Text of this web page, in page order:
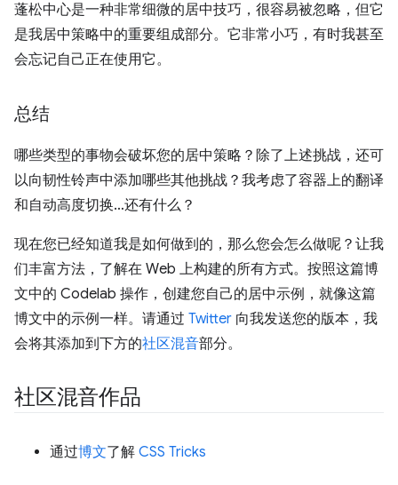
蓬松中心是一种非常细微的居中技巧，很容易被忽略，但它
是我居中策略中的重要组成部分。它非常小巧，有时我甚至
会忘记自己正在使用它。
总结
哪些类型的事物会破坏您的居中策略？除了上述挑战，还可
以向韧性铃声中添加哪些其他挑战？我考虑了容器上的翻译
和自动高度切换…还有什么？
现在您已经知道我是如何做到的，那么您会怎么做呢？让我
们丰富方法，了解在 Web 上构建的所有方式。按照这篇博
文中的 Codelab 操作，创建您自己的居中示例，就像这篇
博文中的示例一样。请通过 Twitter 向我发送您的版本，我
会将其添加到下方的社区混音部分。
社区混音作品
通过博文了解 CSS Tricks